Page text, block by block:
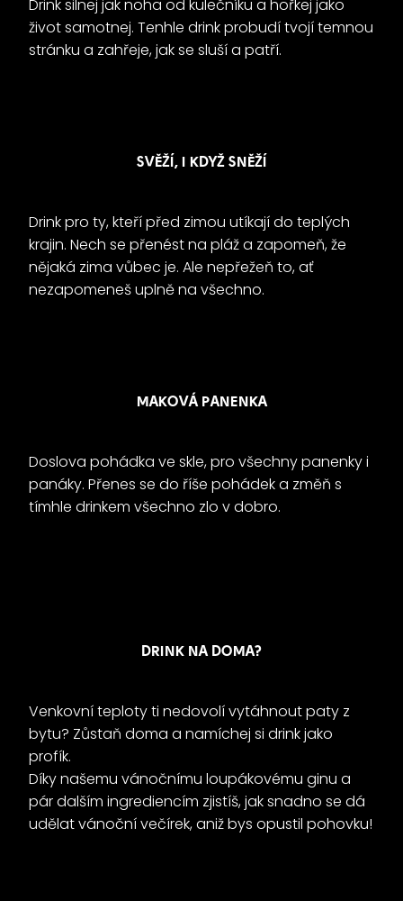
Drink silnej jak noha od kulečníku a hořkej jako
život samotnej. Tenhle drink probudí tvojí temnou
stránku a zahřeje, jak se sluší a patří.
SVĚŽÍ, I KDYŽ SNĚŽÍ
Drink pro ty, kteří před zimou utíkají do teplých
krajin. Nech se přenést na pláž a zapomeň, že
nějaká zima vůbec je. Ale nepřežeň to, ať
nezapomeneš uplně na všechno.
MAKOVÁ PANENKA
Doslova pohádka ve skle, pro všechny panenky i
panáky. Přenes se do říše pohádek a změň s
tímhle drinkem všechno zlo v dobro.
DRINK NA DOMA?
Venkovní teploty ti nedovolí vytáhnout paty z
bytu? Zůstaň doma a namíchej si drink jako
profík.
Díky našemu vánočnímu loupákovému ginu a
pár dalším ingrediencím zjistíš, jak snadno se dá
udělat vánoční večírek, aniž bys opustil pohovku!